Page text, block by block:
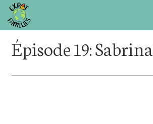
Épisode 19: Sabrina